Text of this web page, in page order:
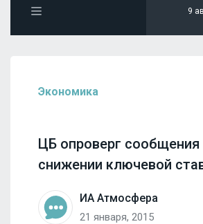
9
Экономика
ЦБ опроверг
снижении ключевой
ИА Атмосфера
21 января, 2015